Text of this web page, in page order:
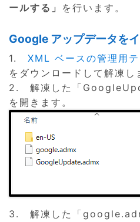
ールする」 を行います。
Google アップデータを
1. XML ベースの管理用
をダウンロードして解凍し
2. 解凍した「
を開きます。
3. 解凍した「